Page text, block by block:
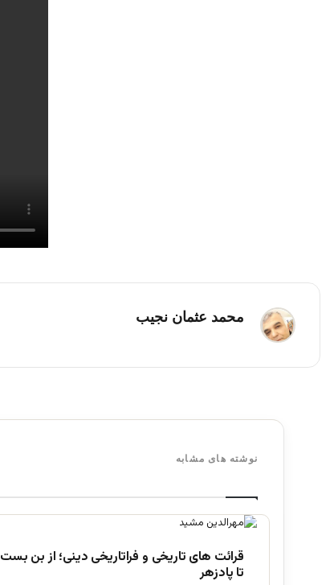
محمد عثمان نجیب
نوشته های مشابه
قرائت های تاریخی و فراتاریخی دینی؛ از بن بست
تا پادزهر